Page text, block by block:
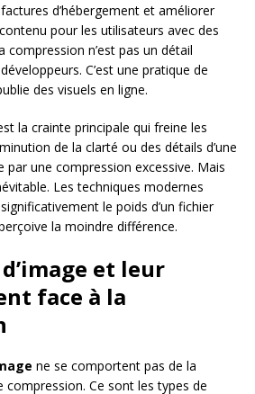
d’hébergement et améliorer
pour les utilisateurs avec des
compression n’est pas un détail
C’est une pratique de
des visuels en ligne.
la crainte principale qui freine les
de la clarté ou des détails d’une
par une compression excessive. Mais
Les techniques modernes
le poids d’un fichier
la moindre différence.
et leur
face à la
ne se comportent pas de la
compression. Ce sont les types de